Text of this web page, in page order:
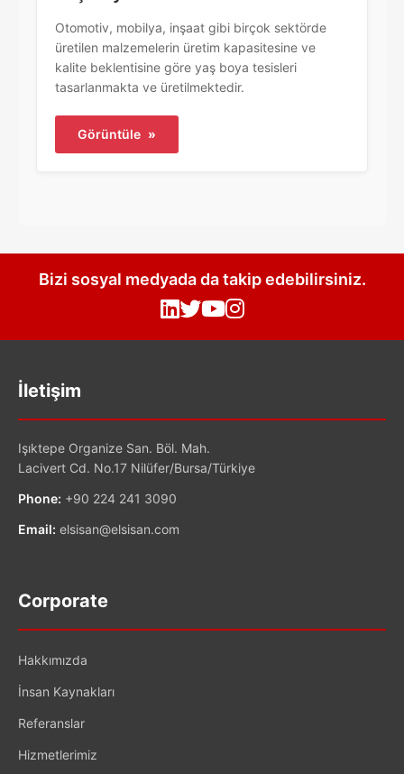
Otomotiv, mobilya, inşaat gibi birçok sektörde
üretilen malzemelerin üretim kapasitesine ve
kalite beklentisine göre yaş boya tesisleri
tasarlanmakta ve üretilmektedir.
Görüntüle »
Bizi sosyal medyada da takip edebilirsiniz.
İletişim
Işıktepe Organize San. Böl. Mah.
Lacivert Cd. No.17 Nilüfer/Bursa/Türkiye
Phone: +90 224 241 3090
Email: elsisan@elsisan.com
Corporate
Hakkımızda
İnsan Kaynakları
Referanslar
Hizmetlerimiz